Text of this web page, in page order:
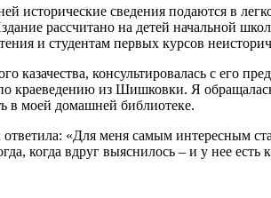
исторические сведения подаются в
рассчитано на детей начальной
и студентам первых курсов
консультировалась с его
краеведению из Шишковки. Я
в моей домашней библиотеке.
«Для меня самым интересным
когда вдруг выяснилось – и у нее есть